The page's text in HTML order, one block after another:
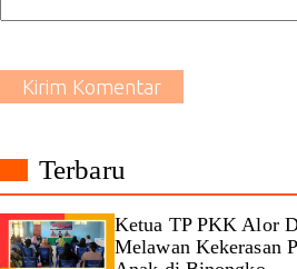
Kirim Komentar
Terbaru
Ketua TP PKK Alor
Melawan Kekerasan